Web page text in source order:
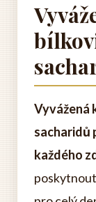
Vyvážená
sacharidů
každého